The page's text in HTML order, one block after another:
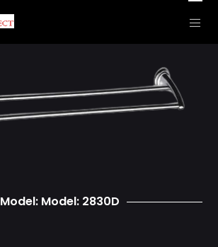
Model: Model: 2830D